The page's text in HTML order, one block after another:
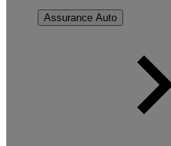
Assurance Auto